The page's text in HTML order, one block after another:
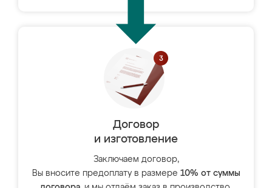
Договор
и изготовление
Заключаем договор,
Вы вносите предоплату в размере 10% от суммы